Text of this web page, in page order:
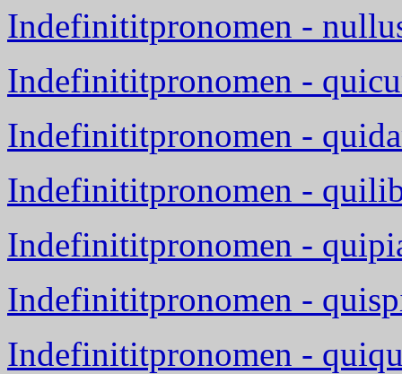
Indefinititpronomen -
Indefinititpronomen -
Indefinititpronomen -
Indefinititpronomen -
Indefinititpronomen -
Indefinititpronomen -
Indefinititpronomen -